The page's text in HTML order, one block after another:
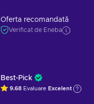
Oferta recomandată
Verificat de Eneba
Best-Pick
9.68 Evaluare Excelent